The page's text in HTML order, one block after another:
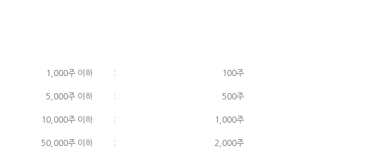
1,000주 이하 : 100주
5,000주 이하 : 500주
10,000주 이하 : 1,000주
50,000주 이하 : 2,000주